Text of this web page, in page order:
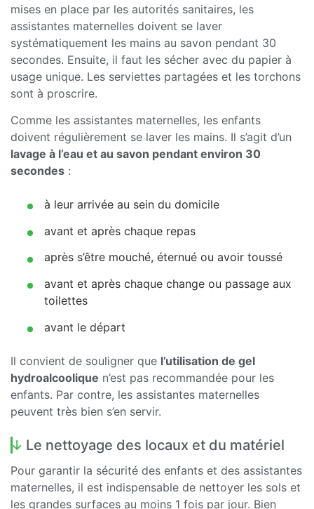
mises en place par les autorités sanitaires, les
assistantes maternelles doivent se laver
systématiquement les mains au savon pendant 30
secondes. Ensuite, il faut les sécher avec du papier à
usage unique. Les serviettes partagées et les torchons
sont à proscrire.
Comme les assistantes maternelles, les enfants
doivent régulièrement se laver les mains. Il s’agit d’un
lavage à l’eau et au savon pendant environ 30
secondes :
à leur arrivée au sein du domicile
avant et après chaque repas
après s’être mouché, éternué ou avoir toussé
avant et après chaque change ou passage aux
toilettes
avant le départ
Il convient de souligner que l’utilisation de gel
hydroalcoolique n’est pas recommandée pour les
enfants. Par contre, les assistantes maternelles
peuvent très bien s’en servir.
Le nettoyage des locaux et du matériel
Pour garantir la sécurité des enfants et des assistantes
maternelles, il est indispensable de nettoyer les sols et
les grandes surfaces au moins 1 fois par jour. Bien